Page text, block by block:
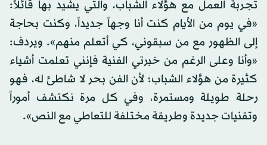
تجربة العمل مع هؤلاء الشباب، والتي يشيد بها قائلاً:
«في يوم من الأيام كنت أنا وجهاً جديداً، وكنت بحاجة
إلى الظهور مع من سبقوني، كي أتعلم منهم». ويردف:
«وأنا وعلى الرغم من خبرتي الفنية فإنني تعلمت أشياء
كثيرة من هؤلاء الشباب؛ لأن الفن بحر لا شاطئ له، فهو
رحلة طويلة ومستمرة، وفي كل مرة نكتشف أموراً
وتقنيات جديدة وطريقة مختلفة للتعاطي مع النص».